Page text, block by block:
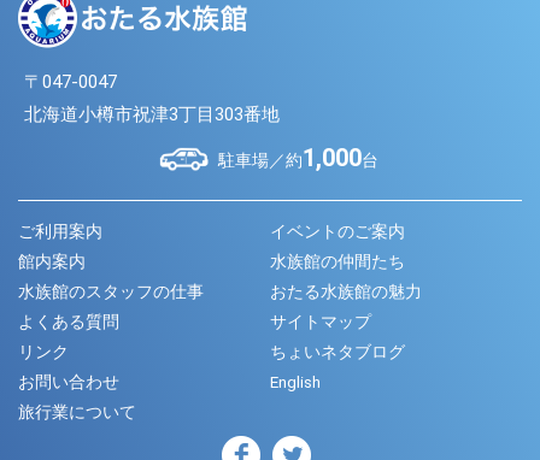
〒047-0047
北海道小樽市祝津3丁目303番地
駐車場／約1,000台
ご利用案内
イベントのご案内
館内案内
水族館の仲間たち
水族館のスタッフの仕事
おたる水族館の魅力
よくある質問
サイトマップ
リンク
ちょいネタブログ
お問い合わせ
English
旅行業について